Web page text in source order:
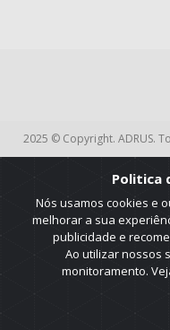
2025 © Copyright. ADRUS.
Politica
Nós usamos cookies e
melhorar a sua
publicidade e
Ao utilizar nossos
monitoramento.